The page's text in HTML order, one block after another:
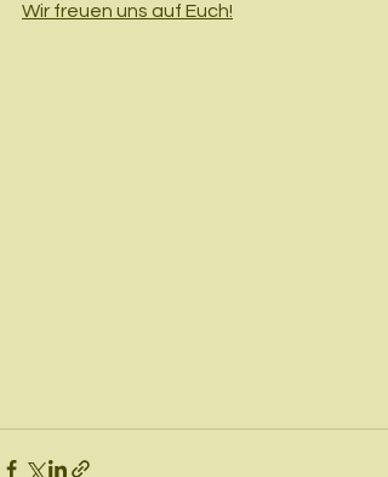
Wir freuen uns auf Euch!